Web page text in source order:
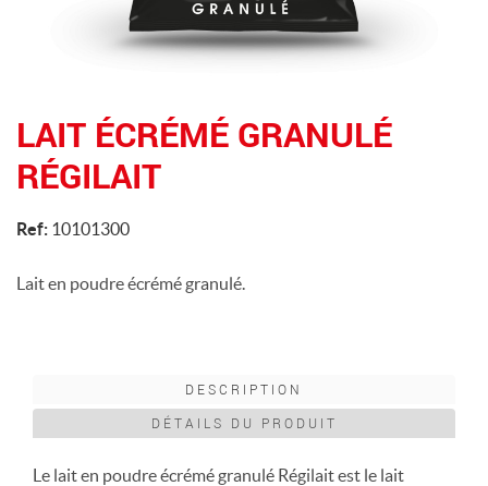
LAIT ÉCRÉMÉ GRANULÉ
RÉGILAIT
Ref: 10101300
Lait en poudre écrémé granulé.
DESCRIPTION
DÉTAILS DU PRODUIT
Le lait en poudre écrémé granulé Régilait est le lait